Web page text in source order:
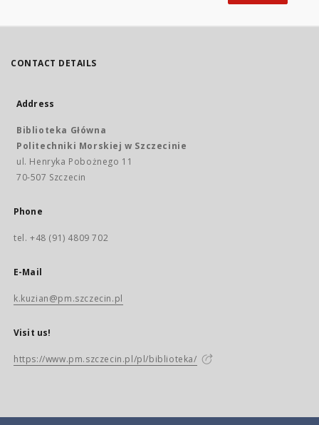
CONTACT DETAILS
Address
Biblioteka Główna
Politechniki Morskiej w Szczecinie
ul. Henryka Pobożnego 11
70-507 Szczecin
Phone
tel. +48 (91) 4809 702
E-Mail
k.kuzian@pm.szczecin.pl
Visit us!
https://www.pm.szczecin.pl/pl/biblioteka/